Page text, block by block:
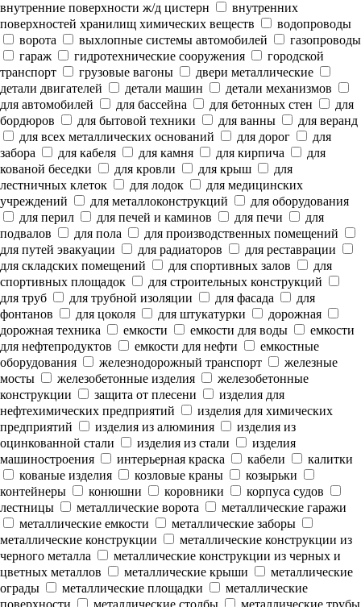
внутренние поверхности ж/д цистерн
внутренних
поверхностей хранилищ химических веществ
водопроводы
ворота
выхлопные системы автомобилей
газопроводы
гараж
гидротехнические сооружения
городской
транспорт
грузовые вагоны
двери металлические
детали двигателей
детали машин
детали механизмов
для автомобилей
для бассейна для бетонных стен
для
бордюров
для бытовой техники для ванны
для веранд
для всех металлических оснований
для дорог
для
забора
для кабеля для камня для кирпича
для
кованой беседки
для кровли для крыш
для
лестничных клеток
для лодок
для медицинских
учреждений
для металлоконструкций
для оборудования
для перил
для печей и каминов для печи
для
подвалов
для пола
для производственных помещений
для путей эвакуации
для радиаторов
для реставрации
для складских помещений
для спортивных залов
для
спортивных площадок
для строительных конструкций
для труб
для трубной изоляции для фасада
для
фонтанов
для цоколя для штукатурки
дорожная
дорожная техника
емкости емкости для воды
емкости
для нефтепродуктов
емкости для нефти
емкостные
оборудования
железнодорожный транспорт
железные
мосты
железобетонные изделия
железобетонные
конструкции
защита от плесени
изделия для
нефтехимических предприятий
изделия для химических
предприятий
изделия из алюминия
изделия из
оцинкованной стали
изделия из стали
изделия
машиностроения
интерьерная краска кабели
калитки
кованые изделия
козловые краны
козырьки
контейнеры
конюшни коровники
корпуса судов
лестницы
металлические ворота
металлические гаражи
металлические емкости
металлические заборы
металлические конструкции
металлические конструкции из
черного металла
металлические конструкции из черных и
цветных металлов
металлические крыши
металлические
ограды
металлические площадки
металлические
поверхности
металлические столбы металлические трубы